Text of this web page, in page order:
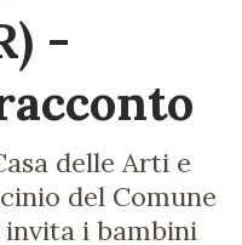
-
delle Arti e
del Comune
invita i bambini